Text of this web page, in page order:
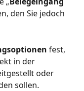
den Sie jedoch
fest,
in der
oder
sollen.